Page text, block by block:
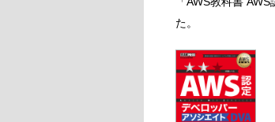
た。